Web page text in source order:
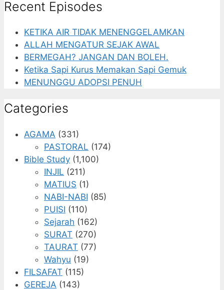
Recent Episodes
KETIKA AIR TIDAK MENENGGELAMKAN
ALLAH MENGATUR SEJAK AWAL
BERMEGAH? JANGAN DAN BOLEH.
Ketika Sapi Kurus Memakan Sapi Gemuk
MENUNGGU ADOPSI PENUH
Categories
AGAMA (331)
PASTORAL (174)
Bible Study (1,100)
INJIL (211)
MATIUS (1)
NABI-NABI (85)
PUISI (110)
Sejarah (162)
SURAT (270)
TAURAT (77)
Wahyu (19)
FILSAFAT (115)
GEREJA (143)